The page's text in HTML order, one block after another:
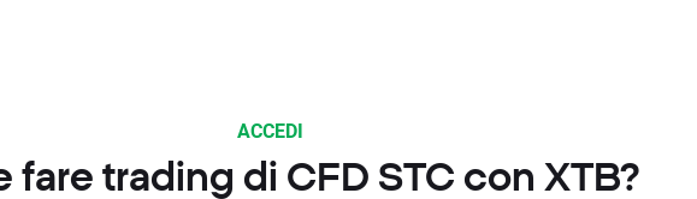
ACCEDI
fare trading di CFD STC con XTB?